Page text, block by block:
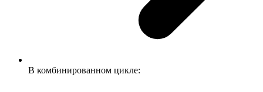
В комбинированном цикле: